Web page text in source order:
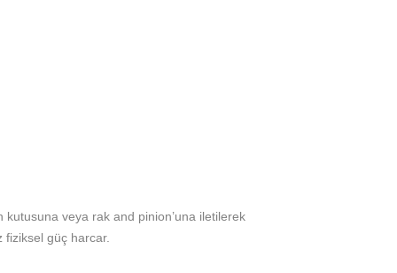
veya rak and pinion’una iletilerek
fiziksel güç harcar.